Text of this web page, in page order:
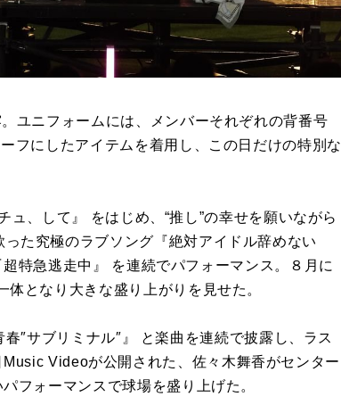
ユニフォームには、メンバーそれぞれの背番号
フにしたアイテムを着用し、この日だけの特別な
、して』 をはじめ、“推し”の幸せを願いながら
た究極のラブソング『絶対アイドル辞めない
特急逃走中』 を連続でパフォーマンス。８月に
となり大きな盛り上がりを見せた。
サブリミナル″』 と楽曲を連続で披露し、ラス
Videoが公開された、佐々木舞香がセンター
フォーマンスで球場を盛り上げた。